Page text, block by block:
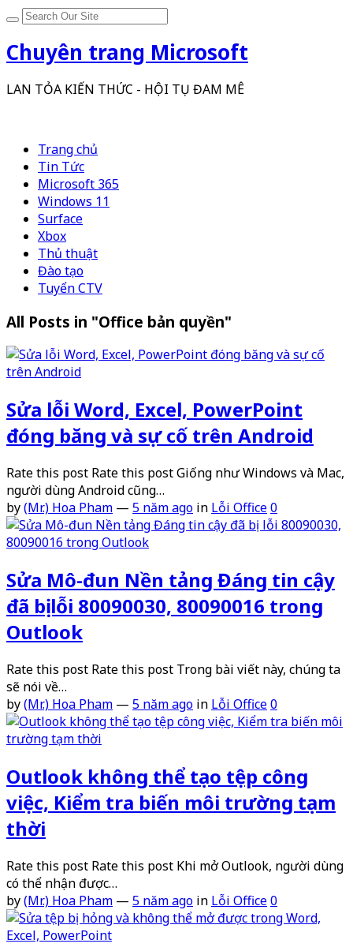
Chuyên trang Microsoft
LAN TỎA KIẾN THỨC - HỘI TỤ ĐAM MÊ
Trang chủ
Tin Tức
Microsoft 365
Windows 11
Surface
Xbox
Thủ thuật
Đào tạo
Tuyển CTV
All Posts in "Office bản quyền"
Sửa lỗi Word, Excel, PowerPoint
đóng băng và sự cố trên Android
Rate this post Rate this post Giống như Windows và Mac,
người dùng Android cũng…
by(Mr.) Hoa Pham — 5 năm ago in Lỗi Office0
Sửa Mô-đun Nền tảng Đáng tin cậy
đã bị lỗi 80090030, 80090016 trong
Outlook
Rate this post Rate this post Trong bài viết này, chúng ta
sẽ nói về…
by(Mr.) Hoa Pham — 5 năm ago in Lỗi Office0
Outlook không thể tạo tệp công
việc, Kiểm tra biến môi trường tạm
thời
Rate this post Rate this post Khi mở Outlook, người dùng
có thể nhận được…
by(Mr.) Hoa Pham — 5 năm ago in Lỗi Office0